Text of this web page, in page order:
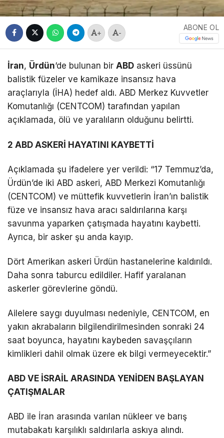
+ -
ABONE OL
İran, Ürdün‘de bulunan bir ABD askeri üssünü
balistik füzeler ve kamikaze insansız hava
araçlarıyla (İHA) hedef aldı. ABD Merkez Kuvvetler
Komutanlığı (CENTCOM) tarafından yapılan
açıklamada, ölü ve yaralıların olduğunu belirtti.
2 ABD ASKERİ HAYATINI KAYBETTİ
Açıklamada şu ifadelere yer verildi: “17 Temmuz’da,
Ürdün’de iki ABD askeri, ABD Merkezi Komutanlığı
(CENTCOM) ve müttefik kuvvetlerin İran’ın balistik
füze ve insansız hava aracı saldırılarına karşı
savunma yaparken çatışmada hayatını kaybetti.
Ayrıca, bir asker şu anda kayıp.
Dört Amerikan askeri Ürdün hastanelerine kaldırıldı.
Daha sonra taburcu edildiler. Hafif yaralanan
askerler görevlerine göndü.
Ailelere saygı duyulması nedeniyle, CENTCOM, en
yakın akrabaların bilgilendirilmesinden sonraki 24
saat boyunca, hayatını kaybeden savaşçıların
kimlikleri dahil olmak üzere ek bilgi vermeyecektir.”
ABD VE İSRAİL ARASINDA YENİDEN BAŞLAYAN
ÇATIŞMALAR
ABD ile İran arasında varılan nükleer ve barış
mutabakatı karşılıklı saldırılarla askıya alındı.